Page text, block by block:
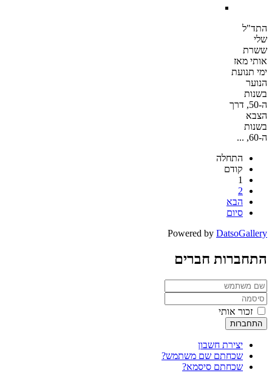
התד"ל
שלי
ששרת
אותי מאז
ימי תנועת
הנוער
בשנות
ה-50, דרך
הצבא
בשנות
ה-60, ...
התחלה
קודם
1
2
הבא
סיום
Powered by DatsoGallery
התחברות חברים
זכור אותי
התחברות
יצירת חשבון
שכחתם שם משתמש?
שכחתם סיסמא?